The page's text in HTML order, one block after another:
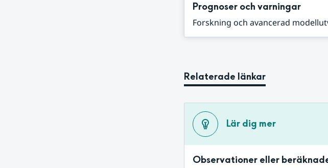
Prognoser och varningar
Forskning och avancerad
Relaterade länkar
Lär dig mer
Observationer eller